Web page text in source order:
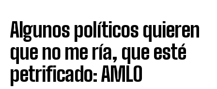
Algunos políticos quieren
que no me ría, que esté
petrificado: AMLO